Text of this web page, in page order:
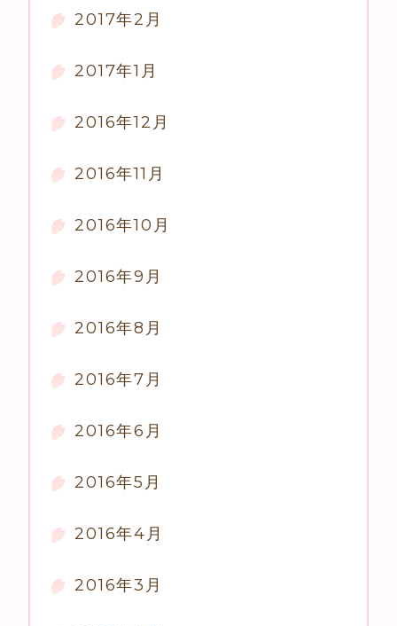
2017年2月
2017年1月
2016年12月
2016年11月
2016年10月
2016年9月
2016年8月
2016年7月
2016年6月
2016年5月
2016年4月
2016年3月